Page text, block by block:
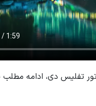
تور تفلیس دی، ادامه مطلب